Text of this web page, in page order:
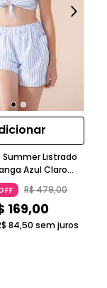
Listrado
Azul Claro
Suntime
R$479,00
169,00
84,50 sem juros